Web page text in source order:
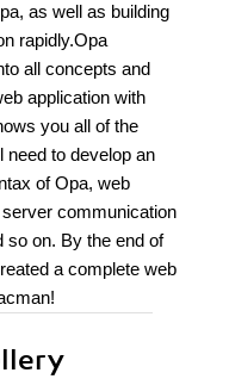
as well as building
rapidly.Opa
all concepts and
application with
you all of the
need to develop an
of Opa, web
communication
so on. By the end of
a complete web